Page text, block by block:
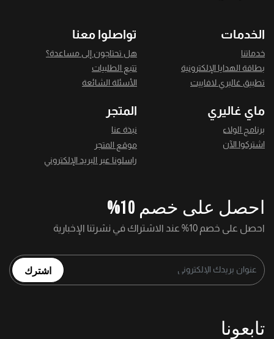
الخدمات
خدماتنا
بطاقة الهدايا الإلكترونية
تطبيق غاليري لافاييت
تواصلوا معنا
هل تحتاجون إلى مساعدة؟
تتبع الطلبيات
الأسئلة الشائعة
ماي غاليري
برنامج الولاء
اشتركوا الآن
المتجر
نبذة عنا
موقع المتجر
راسلونا عبر البريد الإلكتروني
احصل على خصم 10%
احصل على خصم 10% عند الاشتراك في نشرتنا الإخبارية
اشترك
تابعونا